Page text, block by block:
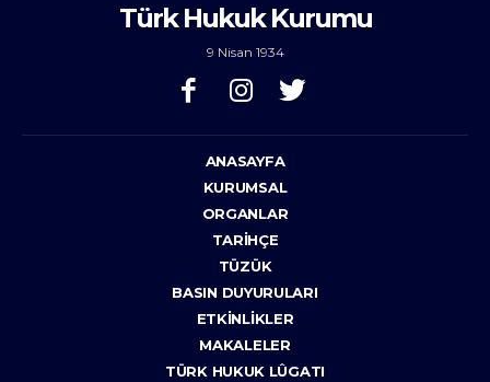
Türk Hukuk Kurumu
9 Nisan 1934
ANASAYFA
KURUMSAL
ORGANLAR
TARIHÇE
TÜZÜK
BASIN DUYURULARI
ETKINLIKLER
MAKALELER
TÜRK HUKUK LÛGATI